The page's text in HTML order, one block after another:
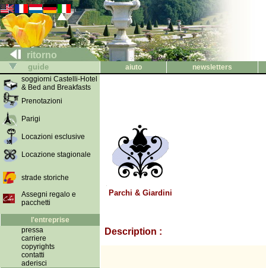
ritorno
guide aiuto
newsletters
soggiorni Castelli-Hotel
& Bed and Breakfasts
Prenotazioni
Parigi
Locazioni esclusive
Locazione stagionale
strade storiche
Assegni regalo e
pacchetti
l'entreprise
pressa
carriere
copyrights
contatti
aderisci
Parchi & Giardini
Description :